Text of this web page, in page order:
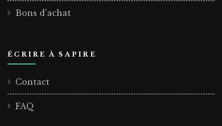
Bons d'achat
ÉCRIRE À SAPIRE
Contact
FAQ